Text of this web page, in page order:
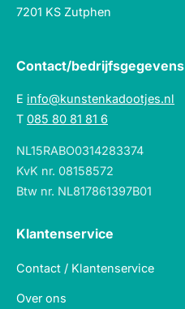
7201 KS Zutphen
Contact/bedrijfsgegevens
E info@kunstenkadootjes.nl
T 085 80 81 81 6
NL15RABO0314283374
KvK nr. 08158572
Btw nr. NL817861397B01
Klantenservice
Contact / Klantenservice
Over ons